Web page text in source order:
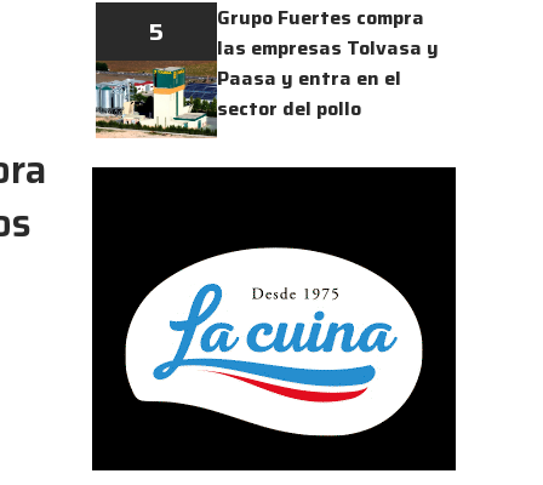
5
Grupo Fuertes compra
las empresas Tolvasa y
Paasa y entra en el
sector del pollo